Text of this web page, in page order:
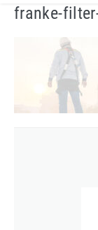
franke-